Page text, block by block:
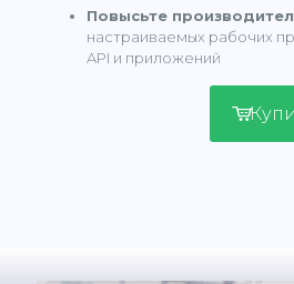
Повысьте
настраиваемых рабочих
API и приложений